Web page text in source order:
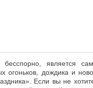
бесспорно, является
огоньков, дождика и
Если вы не